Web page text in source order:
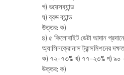
গ) ভয়েসব্যান্ড
ঘ) ব্রড ব্যান্ড
উত্তর: ক)
৪) ৫ কিলোবাইট ডেটা আদান
অ্যাসিনক্রোনাস ট্রান্সমিশনের
ক) ৭২-৭৩% খ) ৭৭-২৩% গ) ৯০
উত্তর: ক)